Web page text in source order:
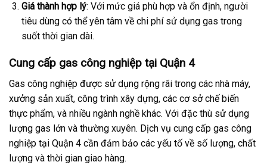
Giá thành hợp lý: Với mức giá phù hợp và ổn định, người
tiêu dùng có thể yên tâm về chi phí sử dụng gas trong
suốt thời gian dài.
Cung cấp gas công nghiệp tại Quận 4
Gas công nghiệp được sử dụng rộng rãi trong các nhà máy,
xưởng sản xuất, công trình xây dựng, các cơ sở chế biến
thực phẩm, và nhiều ngành nghề khác. Với đặc thù sử dụng
lượng gas lớn và thường xuyên. Dịch vụ cung cấp gas công
nghiệp tại Quận 4 cần đảm bảo các yếu tố về số lượng, chất
lượng và thời gian giao hàng.